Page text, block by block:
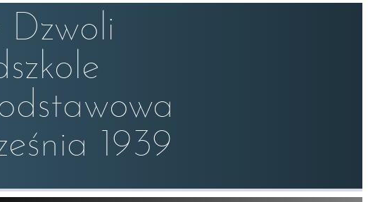
Dzwoli
1939